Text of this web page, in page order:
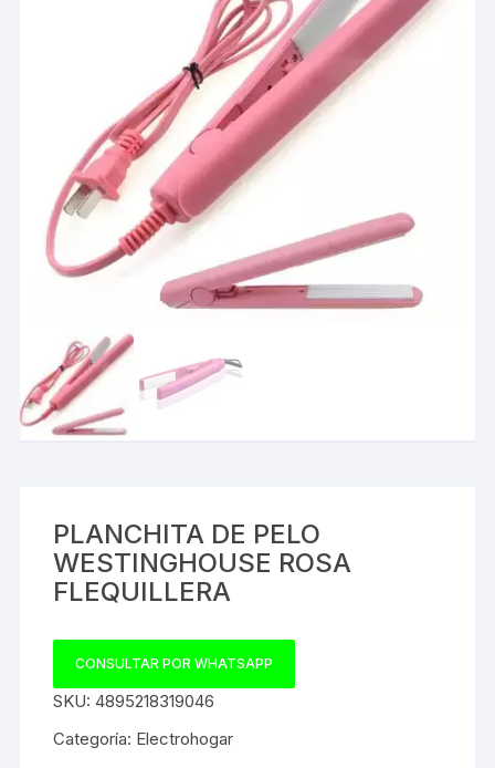
PLANCHITA DE PELO
WESTINGHOUSE ROSA
FLEQUILLERA
CONSULTAR POR WHATSAPP
SKU:4895218319046
Categoría: Electrohogar